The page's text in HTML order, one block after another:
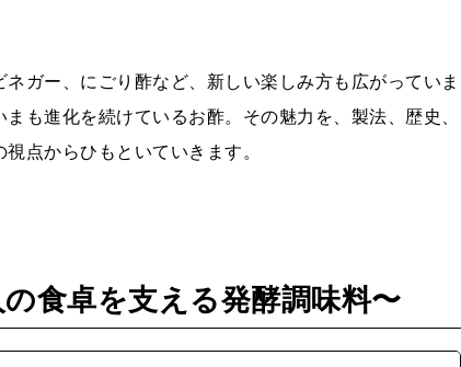
ガー、にごり酢など、新しい楽しみ方も広がっていま
も進化を続けているお酢。その魅力を、製法、歴史、
点からひもといていきます。
食卓を支える発酵調味料〜